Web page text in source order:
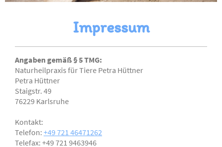
Impressum
Angaben gemäß § 5 TMG:
Naturheilpraxis für Tiere Petra Hüttner
Petra Hüttner
Staigstr. 49
76229 Karlsruhe
Kontakt:
Telefon: +49 721 46471262
Telefax: +49 721 9463946